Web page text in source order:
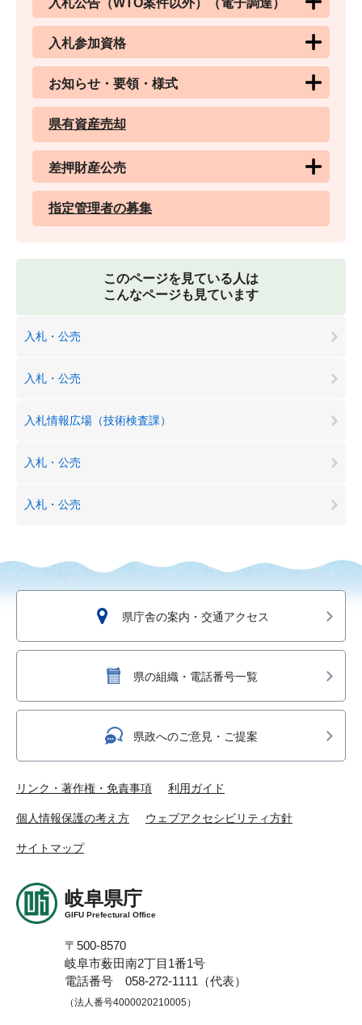
入札参加資格
お知らせ・要領・様式
県有資産売却
差押財産公売
指定管理者の募集
このページを見ている人は
こんなページも見ています
入札・公売
入札・公売
入札情報広場（技術検査課）
入札・公売
入札・公売
県庁舎の案内・交通アクセス
県の組織・電話番号一覧
県政へのご意見・ご提案
リンク・著作権・免責事項 利用ガイド
個人情報保護の考え方 ウェブアクセシビリティ方針
サイトマップ
岐阜県庁
GIFU Prefectural Office
〒500-8570
岐阜市薮田南2丁目1番1号
電話番号 058-272-1111（代表）
（法人番号4000020210005）